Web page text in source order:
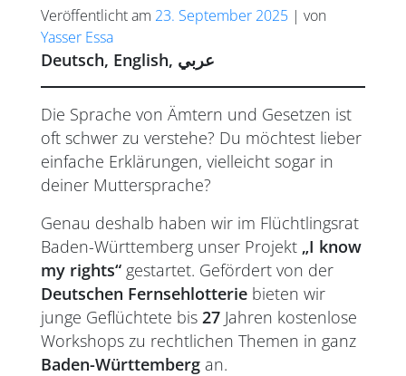
Veröffentlicht am 23. September 2025 | von
Yasser Essa
Deutsch, English, عربي
Die Sprache von Ämtern und Gesetzen ist
oft schwer zu verstehe? Du möchtest lieber
einfache Erklärungen, vielleicht sogar in
deiner Muttersprache?
Genau deshalb haben wir im Flüchtlingsrat
Baden-Württemberg unser Projekt „I know
my rights“ gestartet. Gefördert von der
Deutschen Fernsehlotterie bieten wir
junge Geflüchtete bis 27 Jahren kostenlose
Workshops zu rechtlichen Themen in ganz
Baden-Württemberg an.